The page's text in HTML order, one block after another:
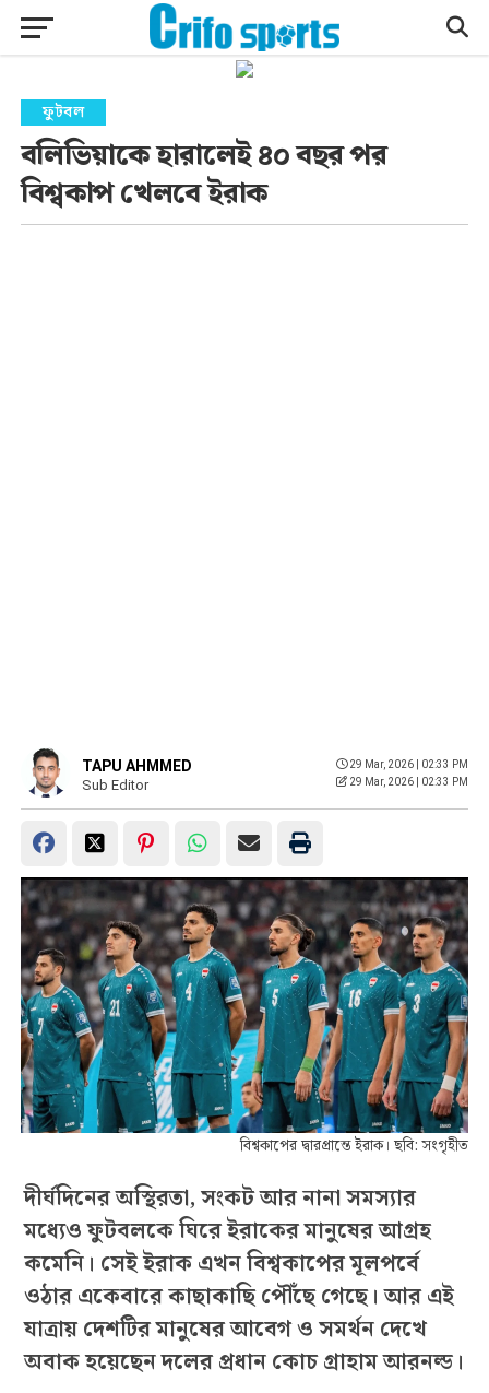
ফুটবল
বলিভিয়াকে হারালেই ৪০ বছর পর
বিশ্বকাপ খেলবে ইরাক
TAPU AHMMED
Sub Editor
29 Mar, 2026 | 02:33 PM
29 Mar, 2026 | 02:33 PM
বিশ্বকাপের দ্বারপ্রান্তে ইরাক। ছবি: সংগৃহীত
দীর্ঘদিনের অস্থিরতা, সংকট আর নানা সমস্যার
মধ্যেও ফুটবলকে ঘিরে ইরাকের মানুষের আগ্রহ
কমেনি। সেই ইরাক এখন বিশ্বকাপের মূলপর্বে
ওঠার একেবারে কাছাকাছি পৌঁছে গেছে। আর এই
যাত্রায় দেশটির মানুষের আবেগ ও সমর্থন দেখে
অবাক হয়েছেন দলের প্রধান কোচ গ্রাহাম আরনল্ড।